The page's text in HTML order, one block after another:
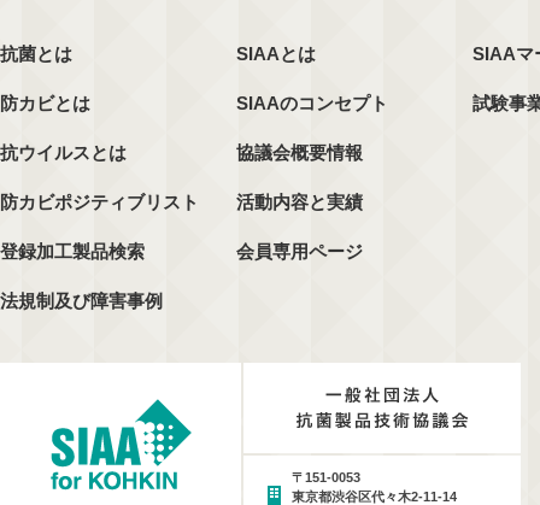
抗菌とは
防カビとは
抗ウイルスとは
防カビポジティブリスト
登録加工製品検索
法規制及び障害事例
SIAAとは
SIAAのコンセプト
協議会概要情報
活動内容と実績
会員専用ページ
SIAAマ
試験事
〒151-0053
東京都渋谷区代々木2-11-14